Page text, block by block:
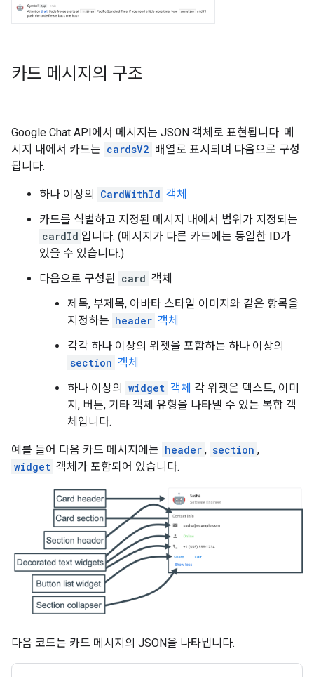
카드 메시지의 구조
Google Chat API에서 메시지는 JSON 객체로 표현됩니다. 메
시지 내에서 카드는 cardsV2 배열로 표시되며 다음으로 구성
됩니다.
하나 이상의 CardWithId 객체
카드를 식별하고 지정된 메시지 내에서 범위가 지정되는
cardId 입니다. (메시지가 다른 카드에는 동일한 ID가
있을 수 있습니다.)
다음으로 구성된 card 객체
제목, 부제목, 아바타 스타일 이미지와 같은 항목을
지정하는 header 객체
각각 하나 이상의 위젯을 포함하는 하나 이상의
section 객체
하나 이상의
widget 객체 각 위젯은 텍스트, 이미
지, 버튼, 기타 객체 유형을 나타낼 수 있는 복합 객
체입니다.
예를 들어 다음 카드 메시지에는 header , section ,
widget 객체가 포함되어 있습니다.
다음 코드는 카드 메시지의 JSON을 나타냅니다.